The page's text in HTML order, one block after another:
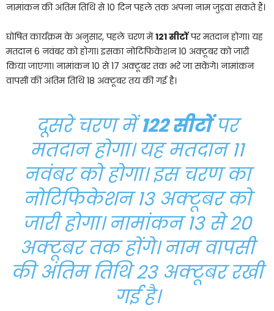
नामांकन की अंतिम तिथि से 10 दिन पहले तक अपना नाम जुड़वा सकते हैं।
घोषित कार्यक्रम के अनुसार, पहले चरण में121 सीटोंपर मतदान होगा। यह
मतदान 6 नवंबर को होगा। इसका नोटिफिकेशन 10 अक्टूबर को जारी
किया जाएगा। नामांकन 10 से 17 अक्टूबर तक भरे जा सकेंगे। नामांकन
वापसी की अंतिम तिथि 18 अक्टूबर तय की गई है।
दूसरे चरण में122 सीटोंपर
मतदान होगा। यह मतदान 11
नवंबर को होगा। इस चरण का
नोटिफिकेशन 13 अक्टूबर को
जारी होगा। नामांकन 13 से 20
अक्टूबर तक होंगे। नाम वापसी
की अंतिम तिथि 23 अक्टूबर रखी
गई है।